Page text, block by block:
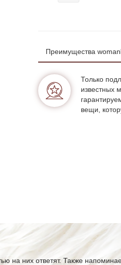
Преимущества
Только
известных
вещи,
на них ответят. Также